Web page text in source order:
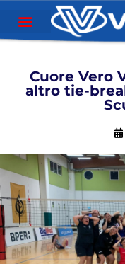
Cuore Vero
altro tie-